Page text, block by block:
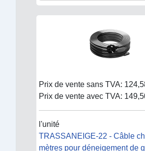
Prix de vente sans TVA:
Prix de vente avec TVA:
l'unité
TRASSANEIGE-22 - Câble
mètres pour déneigement de